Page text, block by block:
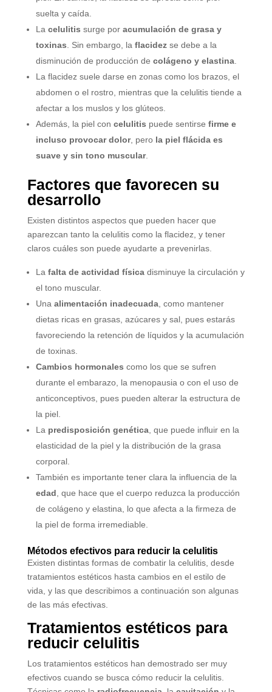
suelta y caída.
La celulitis surge por acumulación de grasa y
toxinas . Sin embargo, la flacidez se debe a la
disminución de producción de colágeno y elastina.
La flacidez suele darse en zonas como los brazos, el
abdomen o el rostro, mientras que la celulitis tiende a
afectar a los muslos y los glúteos.
Además, la piel con celulitis puede sentirse firme e
incluso provocar dolor, pero la piel flácida es
suave y sin tono muscular.
Factores que favorecen su
desarrollo
Existen distintos aspectos que pueden hacer que
aparezcan tanto la celulitis como la flacidez, y tener
claros cuáles son puede ayudarte a prevenirlas.
La falta de actividad físicadisminuye la circulación y
el tono muscular.
Una alimentación inadecuada, como mantener
dietas ricas en grasas, azúcares y sal, pues estarás
favoreciendo la retención de líquidos y la acumulación
de toxinas.
Cambios hormonales como los que se sufren
durante el embarazo, la menopausia o con el uso de
anticonceptivos, pues pueden alterar la estructura de
la piel.
La predisposición genética, que puede influir en la
elasticidad de la piel y la distribución de la grasa
corporal.
También es importante tener clara la influencia de la
edad , que hace que el cuerpo reduzca la producción
de colágeno y elastina, lo que afecta a la firmeza de
la piel de forma irremediable.
Métodos efectivos para reducir la celulitis
Existen distintas formas de combatir la celulitis, desde
tratamientos estéticos hasta cambios en el estilo de
vida, y las que describimos a continuación son algunas
de las más efectivas.
Tratamientos estéticos para
reducir celulitis
Los tratamientos estéticos han demostrado ser muy
efectivos cuando se busca cómo reducir la celulitis.